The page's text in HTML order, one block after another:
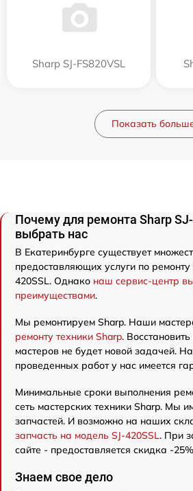
Sharp SJ-FS820VSL
Показать
Почему для ремонта Sharp
выбрать нас
В Екатеринбурге существует
предоставляющих услуги по ремонту
420SSL. Однако наш сервис-центр
преимуществами.
Мы ремонтируем Sharp. Наши
ремонту техники Sharp.
мастеров не будет новой задачей.
проведенных работ у нас имеется
Минимальные сроки выполнения
сеть мастерских техники Sharp. Мы
запчастей. И возможно на наших
запчасть на модель SJ-420SSL. При
сайте - предоставляется скидка -
Знаем свое дело